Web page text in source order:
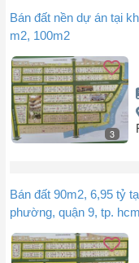
Vị trí: Thuộc trục chính
Ông Thoàn.
Diện tích: 6x15m, 90m².
Đường rộng 12m.
Hướng TB - DN.
Giá chỉ 6.9 tỷ.
Liên hệ em Quân để
phù hợp với nhu cầu của
E Quân .
Bán đất nền dự án tại
m2, 100m2
3
Bưng Ông Thoàn,
Hồ Chí Minh) là cơ hội
+ Diện tích 100m², pháp
+ Mặt tiền 5m, ngõ vào
+ Gần công viên, trường
Bán đất 90m2, 6,95 tỷ
phường, quận 9, tp. hcm